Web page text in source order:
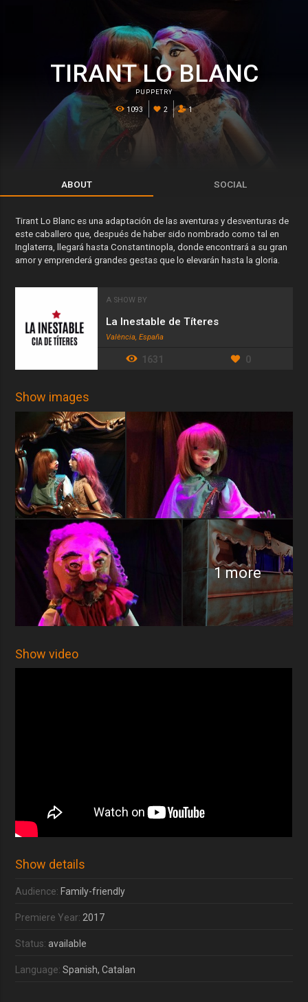
TIRANT LO BLANC
PUPPETRY
1093 2 1
ABOUT SOCIAL
Tirant Lo Blanc es una adaptación de las aventuras y desventuras de
este caballero que, después de haber sido nombrado como tal en
Inglaterra, llegará hasta Constantinopla, donde encontrará a su gran
amor y emprenderá grandes gestas que lo elevarán hasta la gloria.
A SHOW BY
La Inestable de Títeres
València, España
1631 0
Show images
1 more
Show video
Show details
Audience: Family-friendly
Premiere Year: 2017
Status: available
Language:Spanish, Catalan